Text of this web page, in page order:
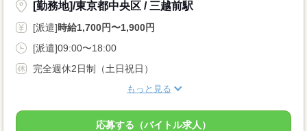
[勤務地]/東京都中央区 / 三越前駅
[派遣]時給1,700円〜1,900円
[派遣]09:00〜18:00
完全週休2日制（土日祝日）
もっと見る
応募する（バイトル求人）